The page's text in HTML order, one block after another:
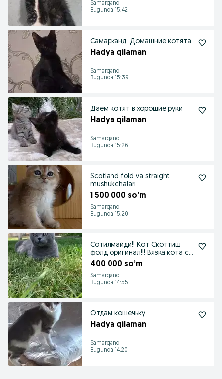
Samarqand
Bugunda 15:42
Самарканд. Домашние котята
Hadya qilaman
Samarqand
Bugunda 15:39
Даём котят в хорошие руки
Hadya qilaman
Samarqand
Bugunda 15:26
Scotland fold va straight
mushukchalari
1 500 000 so’m
Samarqand
Bugunda 15:20
Сотилмайди!! Кот Скоттиш
фолд оригинал!!! Вязка кота с
кошкой,
400 000 so’m
Samarqand
Bugunda 14:55
Отдам кошечьку .
Hadya qilaman
Samarqand
Bugunda 14:20